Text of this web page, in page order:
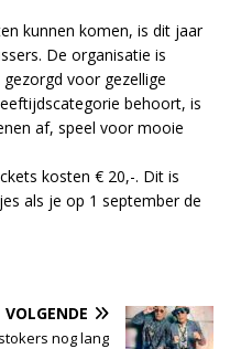
kunnen komen, is dit jaar
De organisatie is
voor gezellige
behoort, is
af, speel voor mooie
kosten € 20,-. Dit is
als je op 1 september de
VOLGENDE
nog lang